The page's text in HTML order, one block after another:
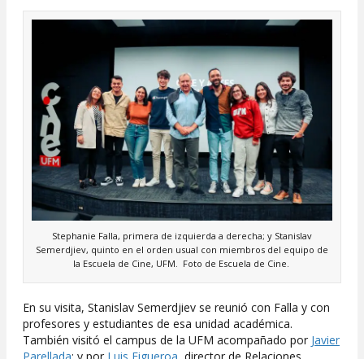
Stephanie Falla, primera de izquierda a derecha; y Stanislav
Semerdjiev, quinto en el orden usual con miembros del equipo de
la Escuela de Cine, UFM. Foto de Escuela de Cine.
En su visita, Stanislav Semerdjiev se reunió con Falla y con
profesores y estudiantes de esa unidad académica.
También visitó el campus de la UFM acompañado por Javier